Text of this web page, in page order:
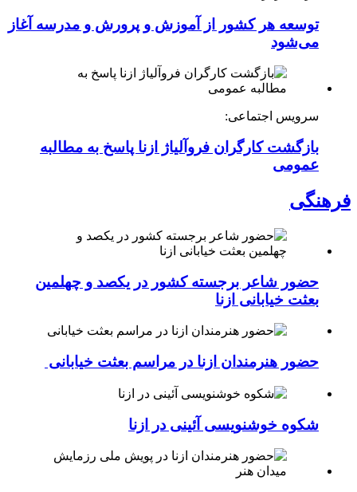
توسعه هر کشور از آموزش و پرورش و مدرسه آغاز
می‌شود
سرویس اجتماعی:
بازگشت کارگران فروآلیاژ ازنا پاسخ به مطالبه
عمومی
فرهنگی
حضور شاعر برجسته کشور در یکصد و چهلمین
بعثت خیابانی ازنا
حضور هنرمندان ازنا در مراسم بعثت خیابانی
شکوه خوشنویسی آئینی در ازنا